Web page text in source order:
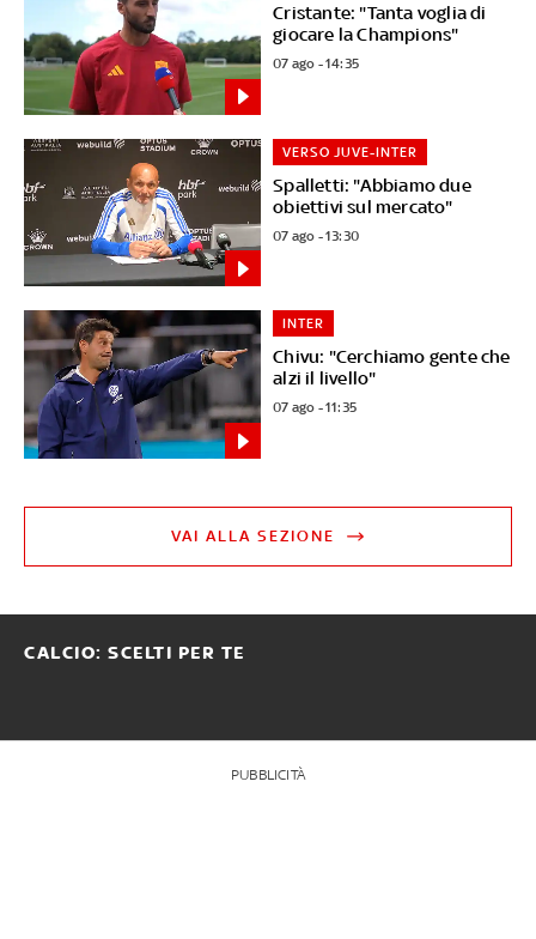
Cristante: "Tanta voglia di
giocare la Champions"
07 ago - 14:35
Spalletti: "Abbiamo due
obiettivi sul mercato"
VERSO JUVE-INTER
07 ago - 13:30
Chivu: "Cerchiamo gente che
alzi il livello"
INTER
07 ago - 11:35
VAI ALLA SEZIONE
CALCIO: SCELTI PER TE
PUBBLICITÀ